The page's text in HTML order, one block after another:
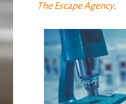
The Escape Agency.